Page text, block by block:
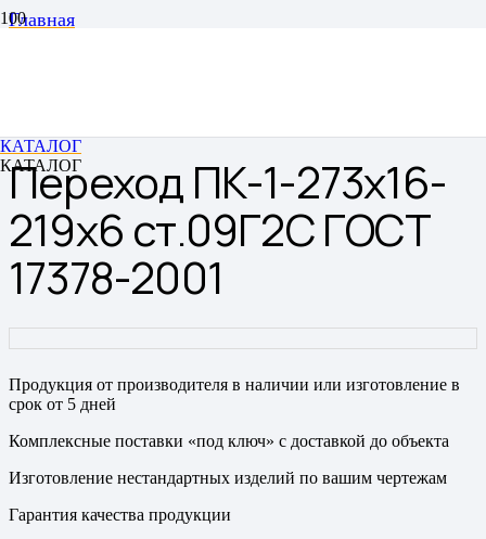
КАТАЛОГ
КАТАЛОГ
Главная
Переход ПК-1-273х16-
219х6 ст.09Г2С ГОСТ
17378-2001
Продукция от производителя в наличии или изготовление в
срок от 5 дней
Комплексные поставки «под ключ» с доставкой до объекта
Изготовление нестандартных изделий по вашим чертежам
Гарантия качества продукции